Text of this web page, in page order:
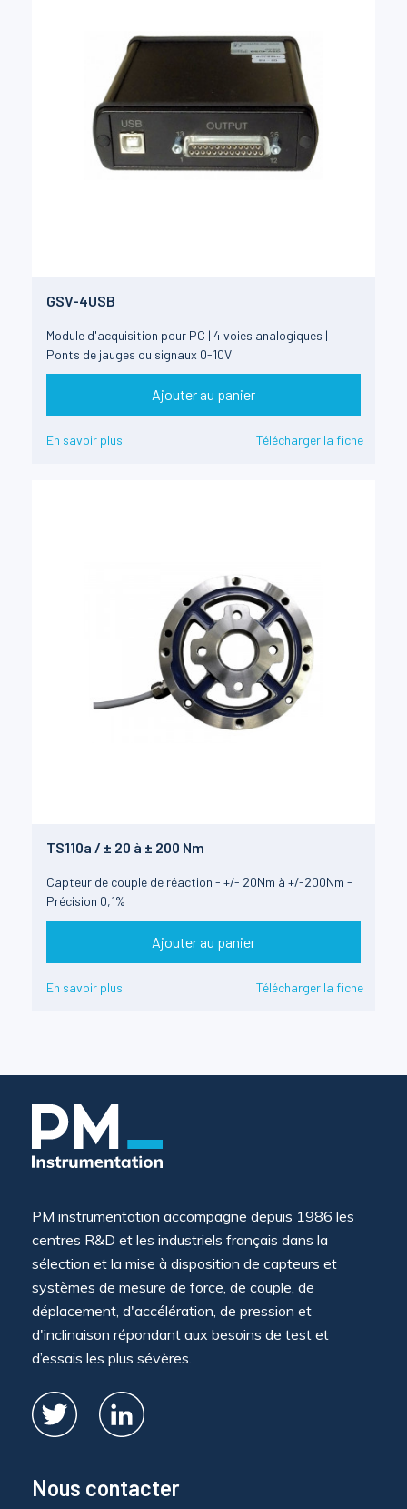
GSV-4USB
Module d'acquisition pour PC | 4 voies analogiques |
Ponts de jauges ou signaux 0-10V
Ajouter au panier
En savoir plus Télécharger la fiche
TS110a / ± 20 à ± 200 Nm
Capteur de couple de réaction - +/- 20Nm à +/-200Nm -
Précision 0,1%
Ajouter au panier
En savoir plus Télécharger la fiche
PM instrumentation accompagne depuis 1986 les
centres R&D et les industriels français dans la
sélection et la mise à disposition de capteurs et
systèmes de mesure de force, de couple, de
déplacement, d'accélération, de pression et
d'inclinaison répondant aux besoins de test et
d’essais les plus sévères.
Nous contacter